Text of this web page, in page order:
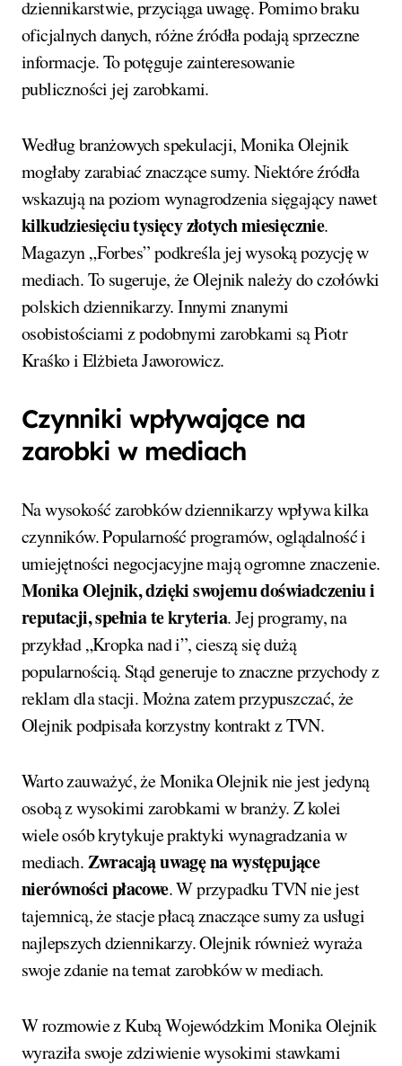
dziennikarstwie, przyciąga uwagę. Pomimo braku
oficjalnych danych, różne źródła podają sprzeczne
informacje. To potęguje zainteresowanie
publiczności jej zarobkami.
Według branżowych spekulacji, Monika Olejnik
mogłaby zarabiać znaczące sumy. Niektóre źródła
wskazują na poziom wynagrodzenia sięgający nawet
kilkudziesięciu tysięcy złotych miesięcznie.
Magazyn „Forbes” podkreśla jej wysoką pozycję w
mediach. To sugeruje, że Olejnik należy do czołówki
polskich dziennikarzy. Innymi znanymi
osobistościami z podobnymi zarobkami są Piotr
Kraśko i Elżbieta Jaworowicz.
Czynniki wpływające na
zarobki w mediach
Na wysokość zarobków dziennikarzy wpływa kilka
czynników. Popularność programów, oglądalność i
umiejętności negocjacyjne mają ogromne znaczenie.
Monika Olejnik, dzięki swojemu doświadczeniu i
reputacji, spełnia te kryteria. Jej programy, na
przykład „Kropka nad i”, cieszą się dużą
popularnością. Stąd generuje to znaczne przychody z
reklam dla stacji. Można zatem przypuszczać, że
Olejnik podpisała korzystny kontrakt z TVN.
Warto zauważyć, że Monika Olejnik nie jest jedyną
osobą z wysokimi zarobkami w branży. Z kolei
wiele osób krytykuje praktyki wynagradzania w
mediach.Zwracają uwagę na występujące
nierówności płacowe. W przypadku TVN nie jest
tajemnicą, że stacje płacą znaczące sumy za usługi
najlepszych dziennikarzy. Olejnik również wyraża
swoje zdanie na temat zarobków w mediach.
W rozmowie z Kubą Wojewódzkim Monika Olejnik
wyraziła swoje zdziwienie wysokimi stawkami